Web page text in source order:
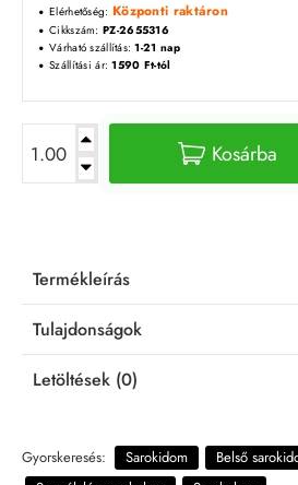
Elérhetőség: Központi raktáron
Cikkszám: PZ-2655316
Várható szállítás: 1-21 nap
Szállítási ár: 1590 Ft-tól
Kosárba
Termékleírás
Tulajdonságok
Letöltések (0)
Gyorskeresés: Sarokidom Belső